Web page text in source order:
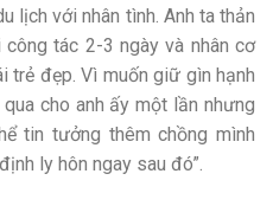
lịch với nhân tình. Anh ta thản
tác 2-3 ngày và nhân cơ
trẻ đẹp. Vì muốn giữ gìn hạnh
cho anh ấy một lần nhưng
tin tưởng thêm chồng mình
ly hôn ngay sau đó”.